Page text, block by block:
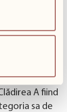
cucel
A fiind
sa de